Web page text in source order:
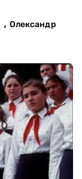
, Олександр